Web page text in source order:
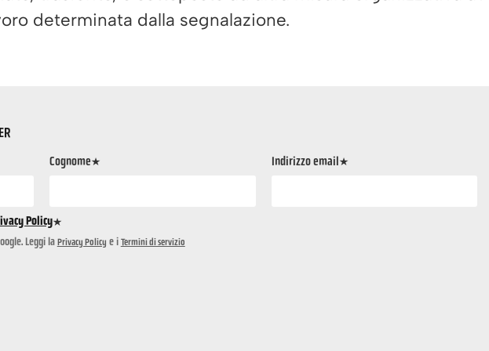
determinata dalla segnalazione.
Cognome* Indirizzo email*
Policy*
Leggi la Privacy Policy e i Termini di servizio